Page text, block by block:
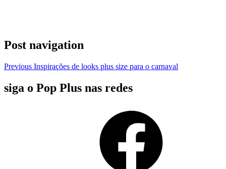
Post navigation
Previous Inspirações de looks plus size para o carnaval
siga o Pop Plus nas redes